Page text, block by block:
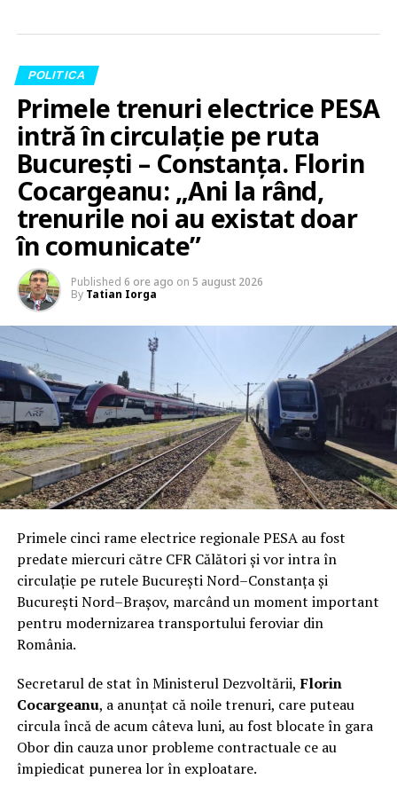
POLITICA
Primele trenuri electrice PESA
intră în circulație pe ruta
București – Constanța. Florin
Cocargeanu: „Ani la rând,
trenurile noi au existat doar
în comunicate”
Published 6 ore ago on 5 august 2026
By Tatian Iorga
Primele cinci rame electrice regionale PESA au fost
predate miercuri către CFR Călători și vor intra în
circulație pe rutele București Nord–Constanța și
București Nord–Brașov, marcând un moment important
pentru modernizarea transportului feroviar din
România.
Secretarul de stat în Ministerul Dezvoltării, Florin
Cocargeanu, a anunțat că noile trenuri, care puteau
circula încă de acum câteva luni, au fost blocate în gara
Obor din cauza unor probleme contractuale ce au
împiedicat punerea lor în exploatare.